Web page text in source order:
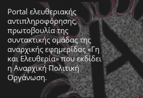
Portal ελευθεριακής
αντιπληροφόρησης,
πρωτοβουλία της
συντακτικής ομάδας της
αναρχικής εφημερίδας «Γη
και Ελευθερία» που εκδίδει
ηΑναρχική Πολιτική
Οργάνωση.